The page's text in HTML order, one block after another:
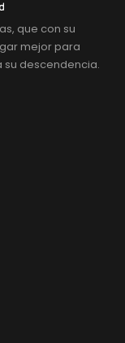
que con su
mejor para
su descendencia.